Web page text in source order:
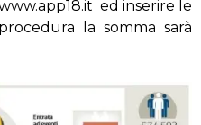
ed inserire le
la somma sarà